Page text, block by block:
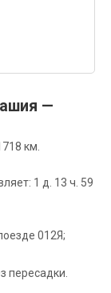
—
км.
1 д. 13 ч. 59
012Я;
пересадки.